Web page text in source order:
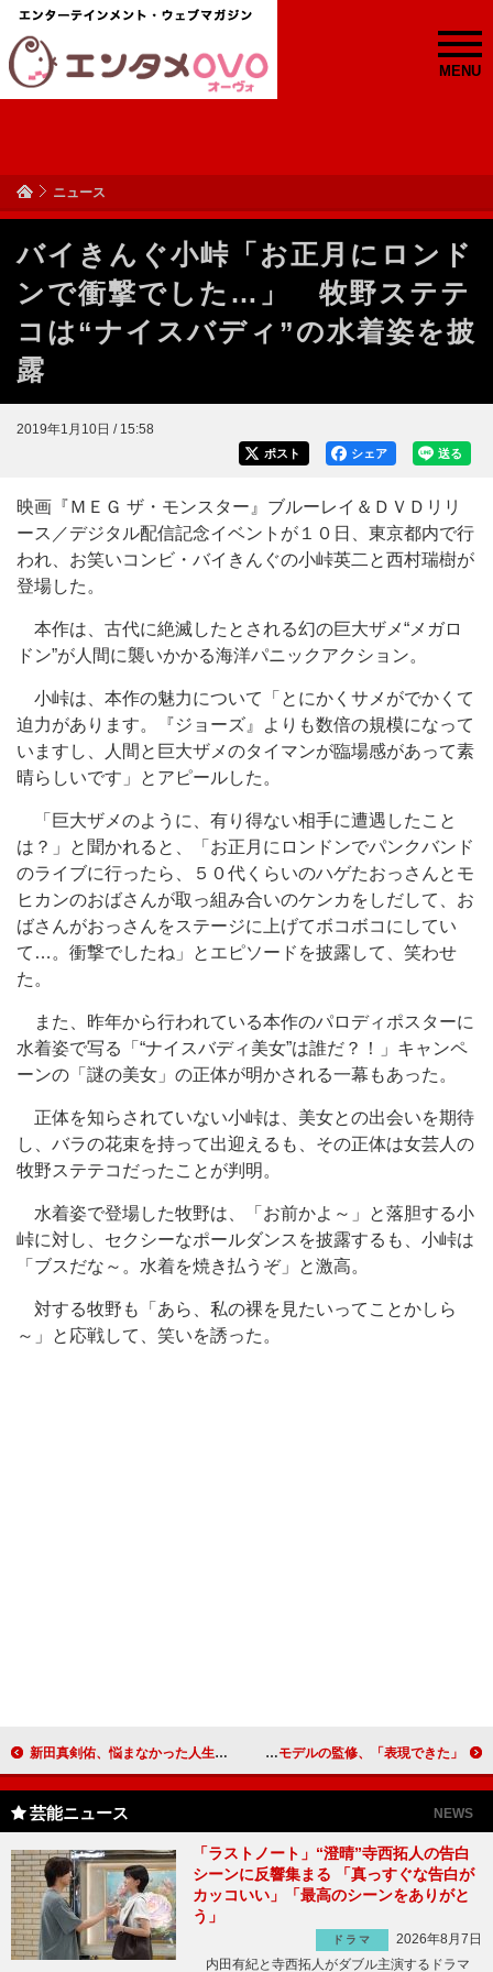
MENU
ニュース
バイきんぐ小峠「お正月にロンド
ンで衝撃でした…」 牧野ステテ
コは“ナイスバディ”の水着姿を披
露
2019年1月10日 / 15:58
送る
シェア
ポスト
映画『ＭＥＧ ザ・モンスター』ブルーレイ＆ＤＶＤリリ
ース／デジタル配信記念イベントが１０日、東京都内で行
われ、お笑いコンビ・バイきんぐの小峠英二と西村瑞樹が
登場した。
本作は、古代に絶滅したとされる幻の巨大ザメ“メガロ
ドン”が人間に襲いかかる海洋パニックアクション。
小峠は、本作の魅力について「とにかくサメがでかくて
迫力があります。『ジョーズ』よりも数倍の規模になって
いますし、人間と巨大ザメのタイマンが臨場感があって素
晴らしいです」とアピールした。
「巨大ザメのように、有り得ない相手に遭遇したこと
は？」と聞かれると、「お正月にロンドンでパンクバンド
のライブに行ったら、５０代くらいのハゲたおっさんとモ
ヒカンのおばさんが取っ組み合いのケンカをしだして、お
ばさんがおっさんをステージに上げてボコボコにしてい
て…。衝撃でしたね」とエピソードを披露して、笑わせ
た。
また、昨年から行われている本作のパロディポスターに
水着姿で写る「“ナイスバディ美女”は誰だ？！」キャンペ
ーンの「謎の美女」の正体が明かされる一幕もあった。
正体を知らされていない小峠は、美女との出会いを期待
し、バラの花束を持って出迎えるも、その正体は女芸人の
牧野ステテコだったことが判明。
水着姿で登場した牧野は、「お前かよ～」と落胆する小
峠に対し、セクシーなポールダンスを披露するも、小峠は
「ブスだな～。水着を焼き払うぞ」と激高。
対する牧野も「あら、私の裸を見たいってことかしら
～」と応戦して、笑いを誘った。
新田真剣佑、悩まなかった人生の“大きな決断” 「すぐに決める派なので」 千葉雄大、トランスジェンダー役に挑戦 実在のモデルの監修、「表現できた」
芸能ニュース NEWS
「ラストノート」“澄晴”寺西拓人の告白
シーンに反響集まる 「真っすぐな告白が
カッコいい」「最高のシーンをありがと
う」
ドラマ
2026年8月7日
内田有紀と寺西拓人がダブル主演するドラマ